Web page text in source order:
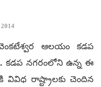
వెంకటేశ్వర ఆలయం కడప
కడప నగరంలోని ఉన్న ఈ
వివిధ రాష్ట్రాలకు చెందిన